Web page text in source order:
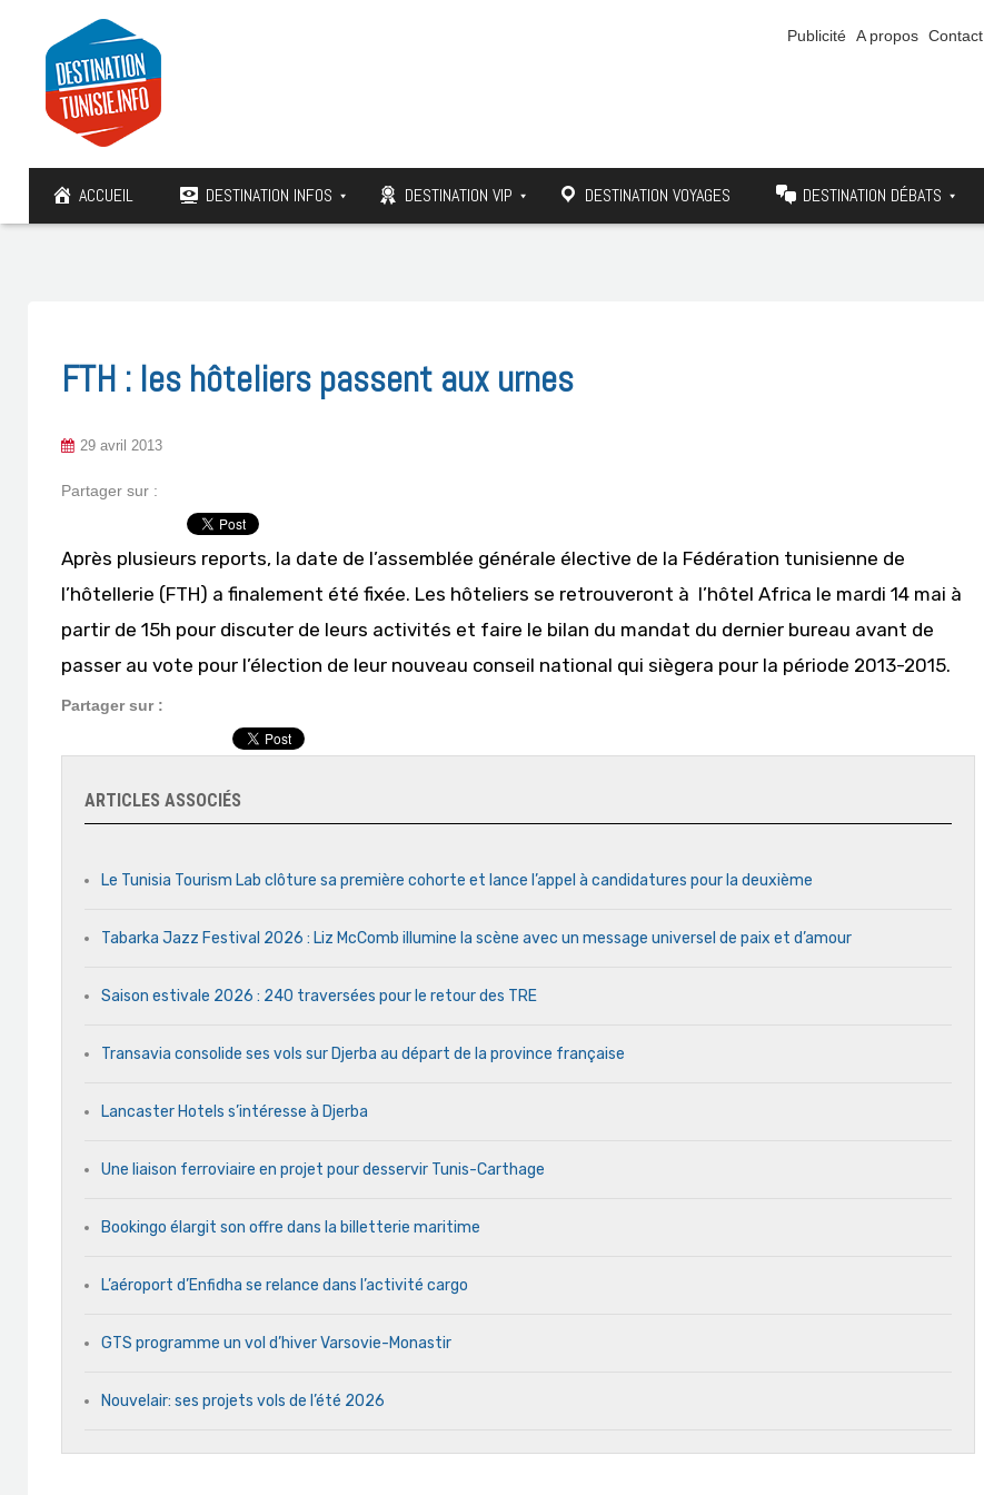
Publicité A propos Contact
ACCUEIL DESTINATION INFOS DESTINATION VIP DESTINATION VOYAGES DESTINATION DÉBATS
FTH : les hôteliers passent aux urnes
29 avril 2013
Partager sur :
Après plusieurs reports, la date de l’assemblée générale élective de la Fédération tunisienne de
l’hôtellerie (FTH) a finalement été fixée. Les hôteliers se retrouveront à l’hôtel Africa le mardi 14 mai à
partir de 15h pour discuter de leurs activités et faire le bilan du mandat du dernier bureau avant de
passer au vote pour l’élection de leur nouveau conseil national qui siègera pour la période 2013-2015.
Partager sur :
ARTICLES ASSOCIÉS
Le Tunisia Tourism Lab clôture sa première cohorte et lance l’appel à candidatures pour la deuxième
Tabarka Jazz Festival 2026 : Liz McComb illumine la scène avec un message universel de paix et d’amour
Saison estivale 2026 : 240 traversées pour le retour des TRE
Transavia consolide ses vols sur Djerba au départ de la province française
Lancaster Hotels s’intéresse à Djerba
Une liaison ferroviaire en projet pour desservir Tunis-Carthage
Bookingo élargit son offre dans la billetterie maritime
L’aéroport d’Enfidha se relance dans l’activité cargo
GTS programme un vol d’hiver Varsovie-Monastir
Nouvelair: ses projets vols de l’été 2026